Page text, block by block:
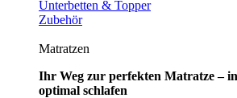
Unterbetten & Topper
Zubehör
Matratzen
Ihr Weg zur perfekten Matratze –
optimal schlafen